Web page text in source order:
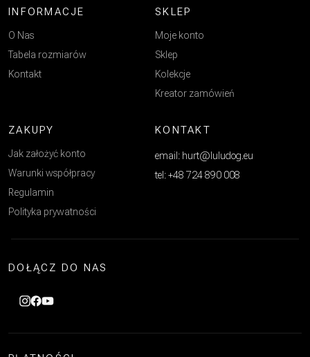
INFORMACJE
O Nas
Tabela rozmiarów
Kontakt
SKLEP
Moje konto
Sklep
Kolekcje
Kreator zamówień
ZAKUPY
Jak założyć konto
Warunki współpracy
Regulamin
Polityka prywatności
KONTAKT
email: hurt@luludog.eu
tel: +48 724 890 008
DOŁĄCZ DO NAS